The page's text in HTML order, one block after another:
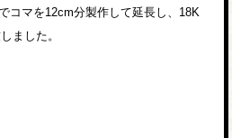
コマを12cm分製作して延長し、18K
ました。